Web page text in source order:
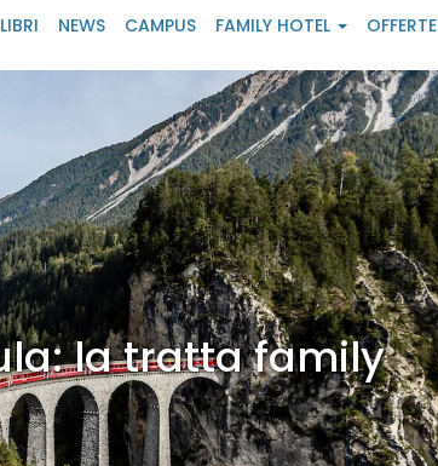
LIBRI NEWS CAMPUS FAMILY HOTEL OFFERTE
la tratta family